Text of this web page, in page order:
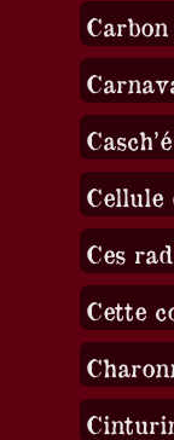
Carbon
Cellule
Ces
Cette